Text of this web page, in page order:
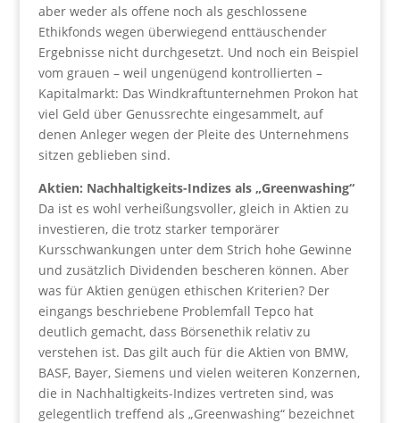
aber weder als offene noch als geschlossene
Ethikfonds wegen überwiegend enttäuschender
Ergebnisse nicht durchgesetzt. Und noch ein Beispiel
vom grauen – weil ungenügend kontrollierten –
Kapitalmarkt: Das Windkraftunternehmen Prokon hat
viel Geld über Genussrechte eingesammelt, auf
denen Anleger wegen der Pleite des Unternehmens
sitzen geblieben sind.
Aktien: Nachhaltigkeits-Indizes als „Greenwashing“
Da ist es wohl verheißungsvoller, gleich in Aktien zu
investieren, die trotz starker temporärer
Kursschwankungen unter dem Strich hohe Gewinne
und zusätzlich Dividenden bescheren können. Aber
was für Aktien genügen ethischen Kriterien? Der
eingangs beschriebene Problemfall Tepco hat
deutlich gemacht, dass Börsenethik relativ zu
verstehen ist. Das gilt auch für die Aktien von BMW,
BASF, Bayer, Siemens und vielen weiteren Konzernen,
die in Nachhaltigkeits-Indizes vertreten sind, was
gelegentlich treffend als „Greenwashing“ bezeichnet